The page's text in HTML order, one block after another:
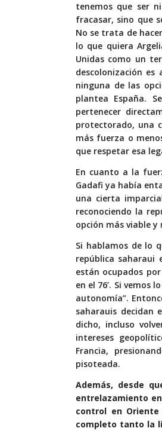
tenemos que ser
fracasar, sino que
No se trata de
lo que quiera
Unidas como un
descolonización
ninguna de las
plantea España.
pertenecer
protectorado, una
más fuerza o
que respetar esa
En cuanto a la
Gadafi ya había
una cierta
reconociendo la
opción más viable
Si hablamos de lo
república saharaui
están ocupados
en el 76’. Si vemos
autonomía”.
saharauis decidan
dicho, incluso
intereses
Francia,
pisoteada.
Además, desde
entrelazamiento
control en
completo tanto la